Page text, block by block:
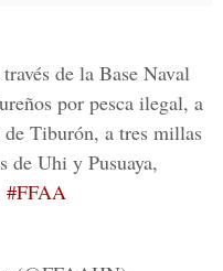
de la Base Naval
por pesca ilegal, a
Tiburón, a tres millas
de Uhi y Pusuaya,
#FFAA